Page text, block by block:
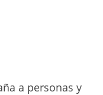
a personas y